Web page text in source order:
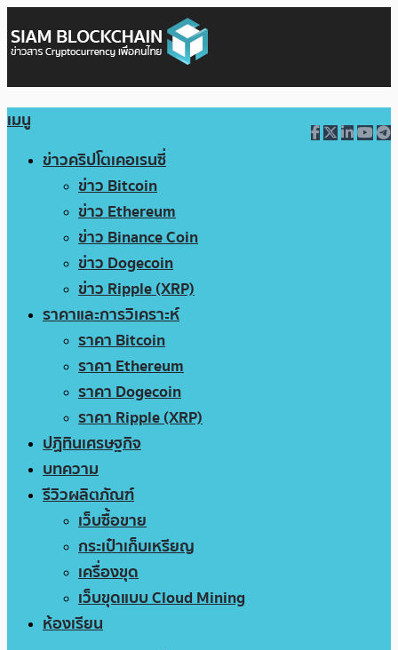
เมนู
ข่าวคริปโตเคอเรนซี่
ข่าว Bitcoin
ข่าว Ethereum
ข่าว Binance Coin
ข่าว Dogecoin
ข่าว Ripple (XRP)
ราคาและการวิเคราะห์
ราคา Bitcoin
ราคา Ethereum
ราคา Dogecoin
ราคา Ripple (XRP)
ปฏิทินเศรษฐกิจ
บทความ
รีวิวผลิตภัณฑ์
เว็บซื้อขาย
กระเป๋าเก็บเหรียญ
เครื่องขุด
เว็บขุดแบบ Cloud Mining
ห้องเรียน